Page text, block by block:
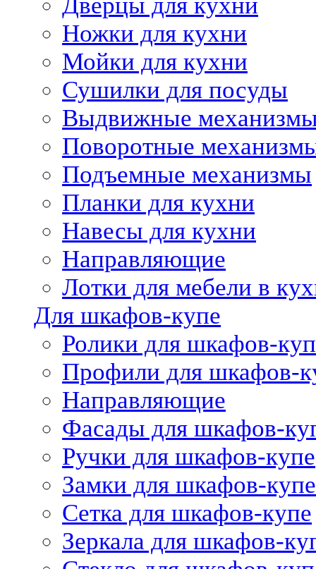
Ножки для кухни
Мойки для кухни
Сушилки для посуды
Выдвижные
Поворотные
Подъемные механизмы
Планки для кухни
Навесы для кухни
Направляющие
Лотки для мебели в
Для шкафов-купе
Ролики для шкафов-
Профили для шкафов-
Направляющие
Фасады для шкафов-
Ручки для шкафов-купе
Замки для шкафов-купе
Сетка для шкафов-купе
Зеркала для шкафов-